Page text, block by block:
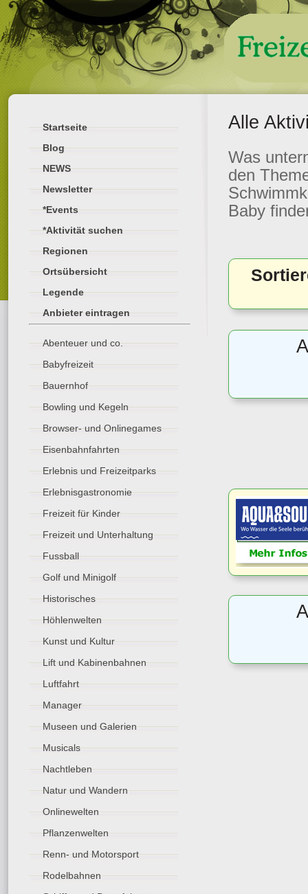
Startseite
Blog
NEWS
Newsletter
*Events
*Aktivität suchen
Regionen
Ortsübersicht
Legende
Anbieter eintragen
Abenteuer und co.
Babyfreizeit
Bauernhof
Bowling und Kegeln
Browser- und Onlinegames
Eisenbahnfahrten
Erlebnis und Freizeitparks
Erlebnisgastronomie
Freizeit für Kinder
Freizeit und Unterhaltung
Fussball
Golf und Minigolf
Historisches
Höhlenwelten
Kunst und Kultur
Lift und Kabinenbahnen
Luftfahrt
Manager
Museen und Galerien
Musicals
Nachtleben
Natur und Wandern
Onlinewelten
Pflanzenwelten
Renn- und Motorsport
Rodelbahnen
Alle
Was
den
Baby